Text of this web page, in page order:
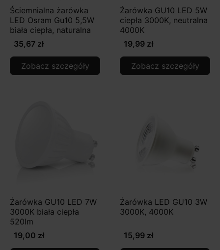
Ściemnialna żarówka
LED Osram Gu10 5,5W
biała ciepła, naturalna
35,67 zł
Zobacz szczegóły
Żarówka GU10 LED 5W
ciepła 3000K, neutralna
4000K
19,99 zł
Zobacz szczegóły
Żarówka GU10 LED 7W
3000K biała ciepła
520lm
19,00 zł
Żarówka LED GU10 3W
3000K, 4000K
15,99 zł